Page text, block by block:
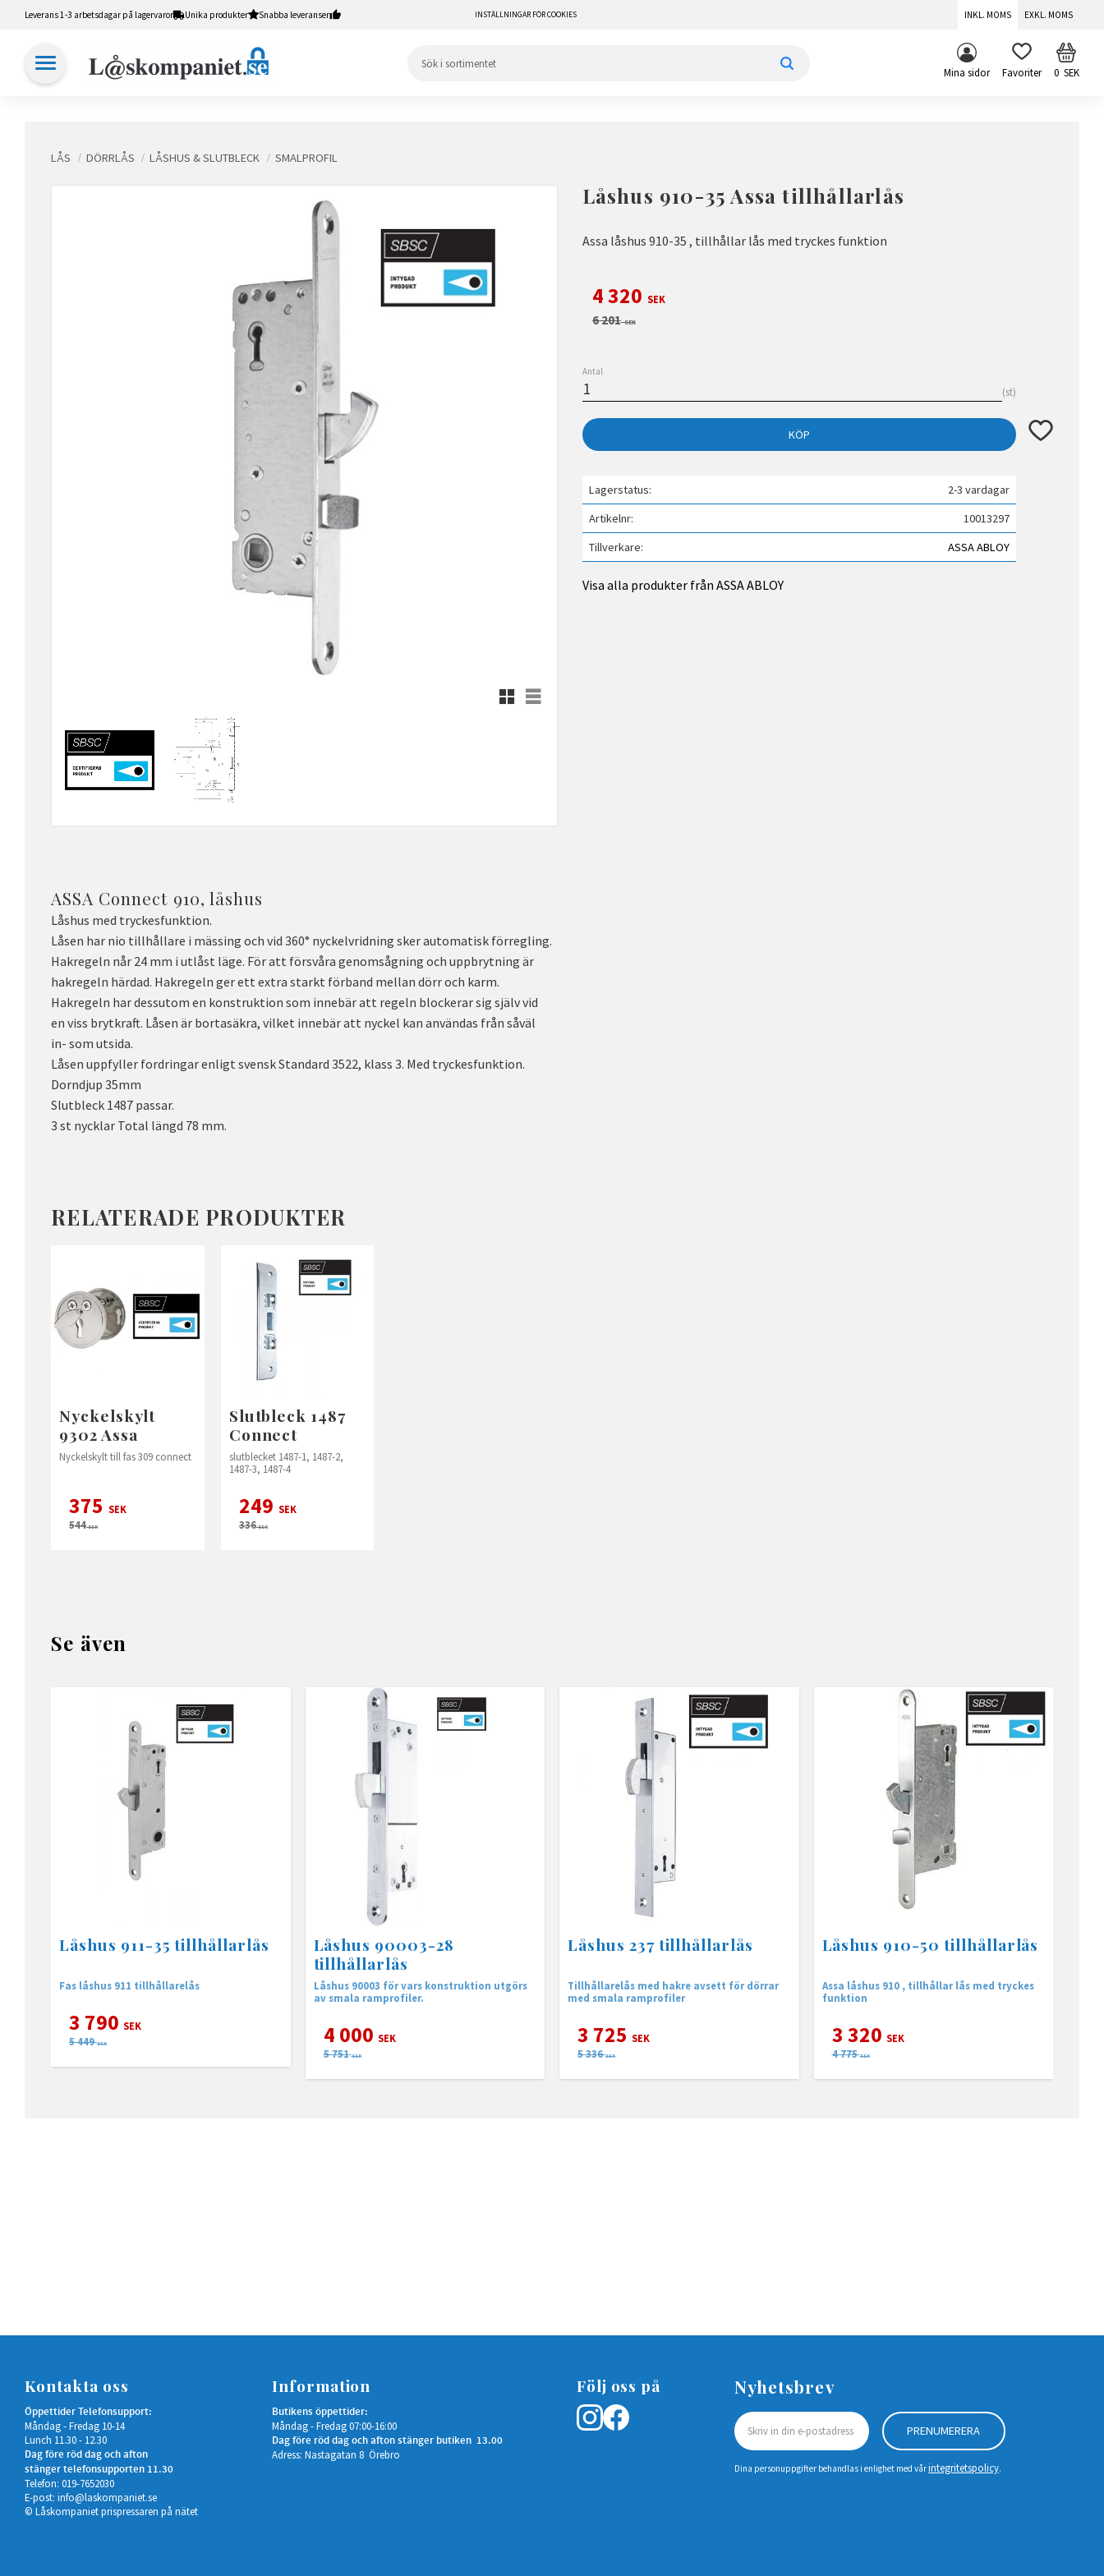
Leverans 1-3 arbetsdagar på lagervaror Unika produkter Snabba leveranser INSTÄLLNINGAR FÖR COOKIES INKL. MOMS EXKL. MOMS
Mina sidor FAVORITER 0SEK
LÅS DÖRRLÅS LÅSHUS & SLUTBLECK SMALPROFIL
Låshus 910-35 Assa tillhållarlås
Assa låshus 910-35 , tillhållar lås med tryckes funktion
Rutnätsvy
Listvy
Nedsatt pris:
4 320 SEK
Ordinarie pris:
6 201SEK
Antal
st
KÖP Lägg till i
Lagerstatus
2-3 vardagar
Artikelnr
10013297
Tillverkare
ASSA ABLOY
Visa alla produkter från ASSA ABLOY
ASSA Connect 910, låshus
Låshus med tryckesfunktion.
Låsen har nio tillhållare i mässing och vid 360° nyckelvridning sker automatisk förregling.
Hakregeln når 24 mm i utlåst läge. För att försvåra genomsågning och uppbrytning är
hakregeln härdad. Hakregeln ger ett extra starkt förband mellan dörr och karm.
Hakregeln har dessutom en konstruktion som innebär att regeln blockerar sig själv vid
en viss brytkraft. Låsen är bortasäkra, vilket innebär att nyckel kan användas från såväl
in- som utsida.
Låsen uppfyller fordringar enligt svensk Standard 3522, klass 3. Med tryckesfunktion.
Dorndjup 35mm
Slutbleck 1487 passar.
3 st nycklar Total längd 78 mm.
RELATERADE PRODUKTER
Nyckelskylt
9302 Assa
Nyckelskylt till fas 309 connect
375 SEK
544SEK
Slutbleck 1487
Connect
slutblecket 1487-1, 1487-2,
1487-3, 1487-4
249 SEK
336SEK
Se även
Låshus 911-35 tillhållarlås
Fas låshus 911 tillhållarelås
3 790 SEK
5 449 SEK
Låshus 90003-28
tillhållarlås
Låshus 90003 för vars konstruktion utgörs
av smala ramprofiler.
4 000 SEK
5 751 SEK
Låshus 237 tillhållarlås
Tillhållarelås med hakre avsett för dörrar
med smala ramprofiler
3 725 SEK
5 336 SEK
Låshus 910-50 tillhållarlås
Assa låshus 910 , tillhållar lås med tryckes
funktion
3 320 SEK
4 775 SEK
Kontakta oss
Öppettider Telefonsupport:
Måndag - Fredag 10-14
Lunch 11.30 - 12.30
Dag före röd dag och afton
stänger telefonsupporten 11.30
Telefon: 019-7652030
E-post: info@laskompaniet.se
© Låskompaniet prispressaren på nätet
Information
Butikens öppettider:
Måndag - Fredag 07:00-16:00
Dag före röd dag och afton stänger butiken 13.00
Adress: Nastagatan 8 Örebro
Följ oss på Nyhetsbrev
PRENUMERERA
Dina personuppgifter behandlas i enlighet med vårintegritetspolicy.